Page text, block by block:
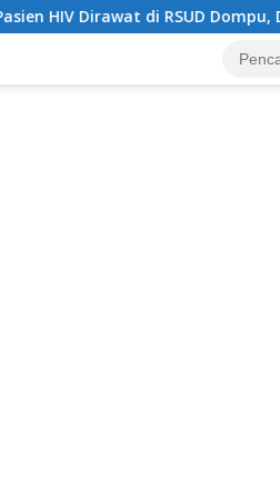
Dompu, DPRD Dorong